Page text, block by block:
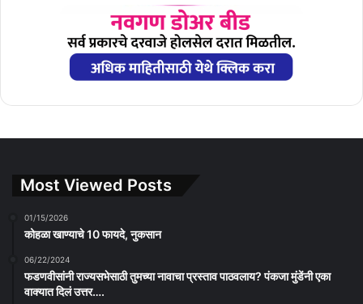
Most Viewed Posts
01/15/2026
कोहळा खाण्याचे 10 फायदे, नुकसान
06/22/2024
फडणवीसांनी राज्यसभेसाठी तुमच्या नावाचा प्रस्ताव पाठवलाय? पंकजा मुंडेंनी एका
वाक्यात दिलं उत्तर….